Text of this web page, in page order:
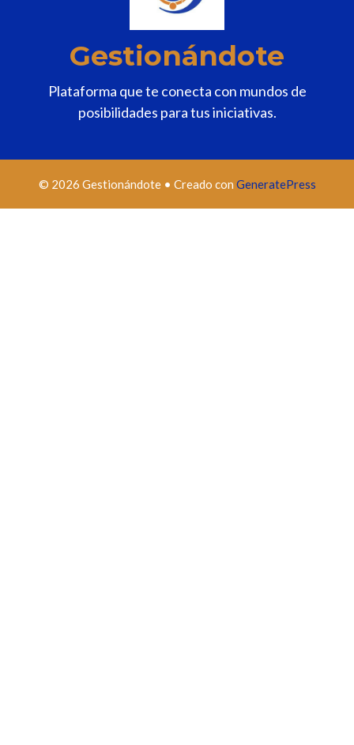
Gestionándote
Plataforma que te conecta con mundos de
posibilidades para tus iniciativas.
© 2026 Gestionándote• Creado con GeneratePress